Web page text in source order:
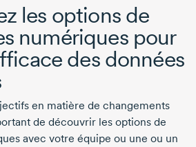
les options de
numériques pour
des données
en matière de changements
de découvrir les options de
avec votre équipe ou une ou un